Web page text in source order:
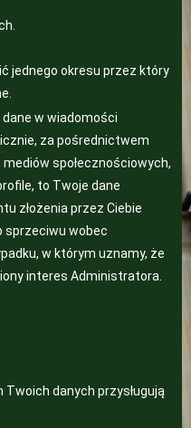
okresu przez który
w wiadomości
za pośrednictwem
społecznościowych,
to Twoje dane
złożenia przez Ciebie
sprzeciwu wobec
w którym uznamy, że
interes Administratora.
danych przysługują